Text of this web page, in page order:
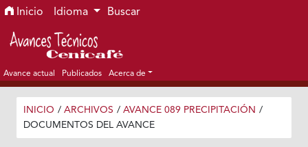
Ir al menú de navegación principal
Ir al contenido principal
Ir al pie de página del sitio
Inicio Idioma Buscar
Avance actual Publicados Acerca de
INICIO / ARCHIVOS / AVANCE 089 PRECIPITACIÓN /
DOCUMENTOS DEL AVANCE